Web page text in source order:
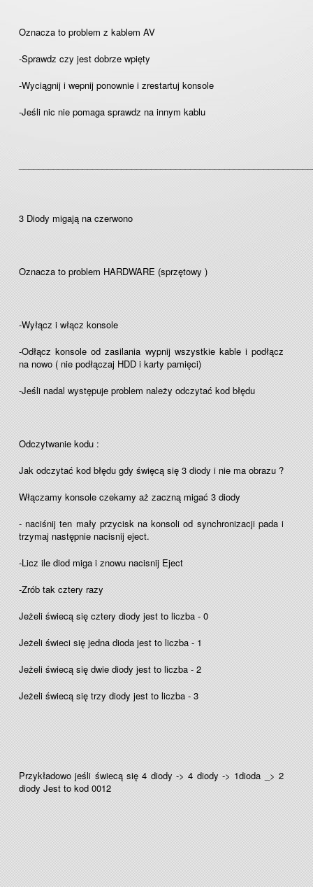
Oznacza to problem z kablem AV
-Sprawdz czy jest dobrze wpięty
-Wyciągnij i wepnij ponownie i zrestartuj konsole
-Jeśli nic nie pomaga sprawdz na innym kablu
3 Diody migają na czerwono
Oznacza to problem HARDWARE (sprzętowy )
-Wyłącz i włącz konsole
-Odłącz konsole od zasilania wypnij wszystkie kable i podłącz
na nowo ( nie podłączaj HDD i karty pamięci)
-Jeśli nadal występuje problem należy odczytać kod błędu
Odczytwanie kodu :
Jak odczytać kod błędu gdy święcą się 3 diody i nie ma obrazu ?
Włączamy konsole czekamy aż zaczną migać 3 diody
- naciśnij ten mały przycisk na konsoli od synchronizacji pada i
trzymaj następnie nacisnij eject.
-Licz ile diod miga i znowu nacisnij Eject
-Zrób tak cztery razy
Jeżeli świecą się cztery diody jest to liczba - 0
Jeżeli świeci się jedna dioda jest to liczba - 1
Jeżeli świecą się dwie diody jest to liczba - 2
Jeżeli świecą się trzy diody jest to liczba - 3
Przykładowo jeśli świecą się 4 diody -> 4 diody -> 1dioda _> 2
diody Jest to kod 0012